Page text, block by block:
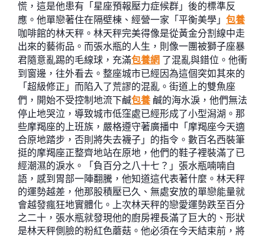
慌，這是他患有「星座預報壓力症候群」後的標準反
應。他單戀著住在隔壁棟、經營一家「平衡美學」 包養
咖啡館的林天秤。林天秤完美得像是從黃金分割線中走
出來的藝術品。而張水瓶的人生，則像一團被獅子座暴
君隨意亂踢的毛線球，充滿包養網 了混亂與錯位。他衝
到窗邊，往外看去。整座城市已經因為這個突如其來的
「超級修正」而陷入了荒謬的混亂。街道上的雙魚座
們，開始不受控制地流下鹹包養 鹹的海水淚，他們無法
停止地哭泣，導致城市低窪處已經形成了小型潟湖。那
些摩羯座的上班族，嚴格遵守著廣播中「摩羯座今天適
合原地踏步，否則將失去襪子」的指令。數百名西裝筆
挺的摩羯座正整齊地站在原地，他們的鞋子裡裝滿了已
經潮濕的淚水。「負百分之八十七？」張水瓶喃喃自
語，感到胃部一陣翻騰，他知道這代表著什麼。林天秤
的運勢越差，他那股積壓已久、無處安放的單戀能量就
會越發瘋狂地實體化。上次林天秤的戀愛運勢跌至百分
之二十，張水瓶就發現他的廚房裡長滿了巨大的、形狀
是林天秤側臉的粉紅色蘑菇。他必須在今天結束前，將